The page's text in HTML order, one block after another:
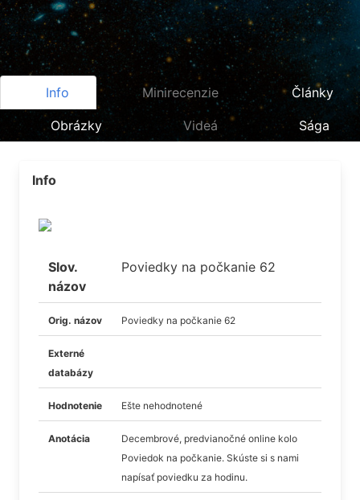
Info Minirecenzie Články
Obrázky Videá Sága
Info
Slov.
názov
Poviedky na počkanie 62
Orig. názov Poviedky na počkanie 62
Externé
databázy
Hodnotenie Ešte nehodnotené
Anotácia
Decembrové, predvianočné online kolo
Poviedok na počkanie. Skúste si s nami
napísať poviedku za hodinu.